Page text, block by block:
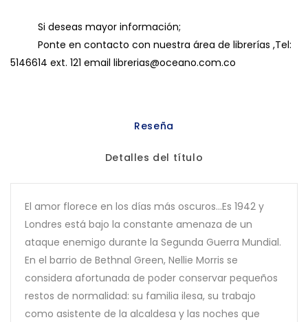
Si deseas mayor información;
Ponte en contacto con nuestra área de librerías ,Tel:
5146614 ext. 121 email librerias@oceano.com.co
Reseña
Detalles del título
El amor florece en los días más oscuros...Es 1942 y
Londres está bajo la constante amenaza de un
ataque enemigo durante la Segunda Guerra Mundial.
En el barrio de Bethnal Green, Nellie Morris se
considera afortunada de poder conservar pequeños
restos de normalidad: su familia ilesa, su trabajo
como asistente de la alcaldesa y las noches que